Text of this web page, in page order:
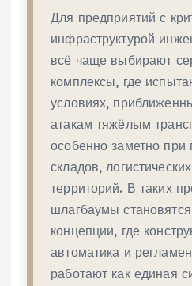
Для предприятий с
инфраструктурой
всё чаще выбирают
комплексы, где
условиях,
атакам тяжёлым
особенно заметно при
складов,
территорий. В таких
шлагбаумы
концепции, где
автоматика и
работают как единая